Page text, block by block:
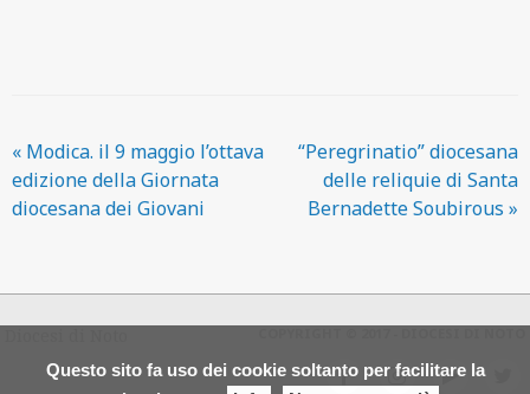
Questo sito fa uso dei cookie soltanto per facilitare la
« Modica. il 9 maggio l’ottava
edizione della Giornata
diocesana dei Giovani
“Peregrinatio” diocesana
delle reliquie di Santa
Bernadette Soubirous »
f i